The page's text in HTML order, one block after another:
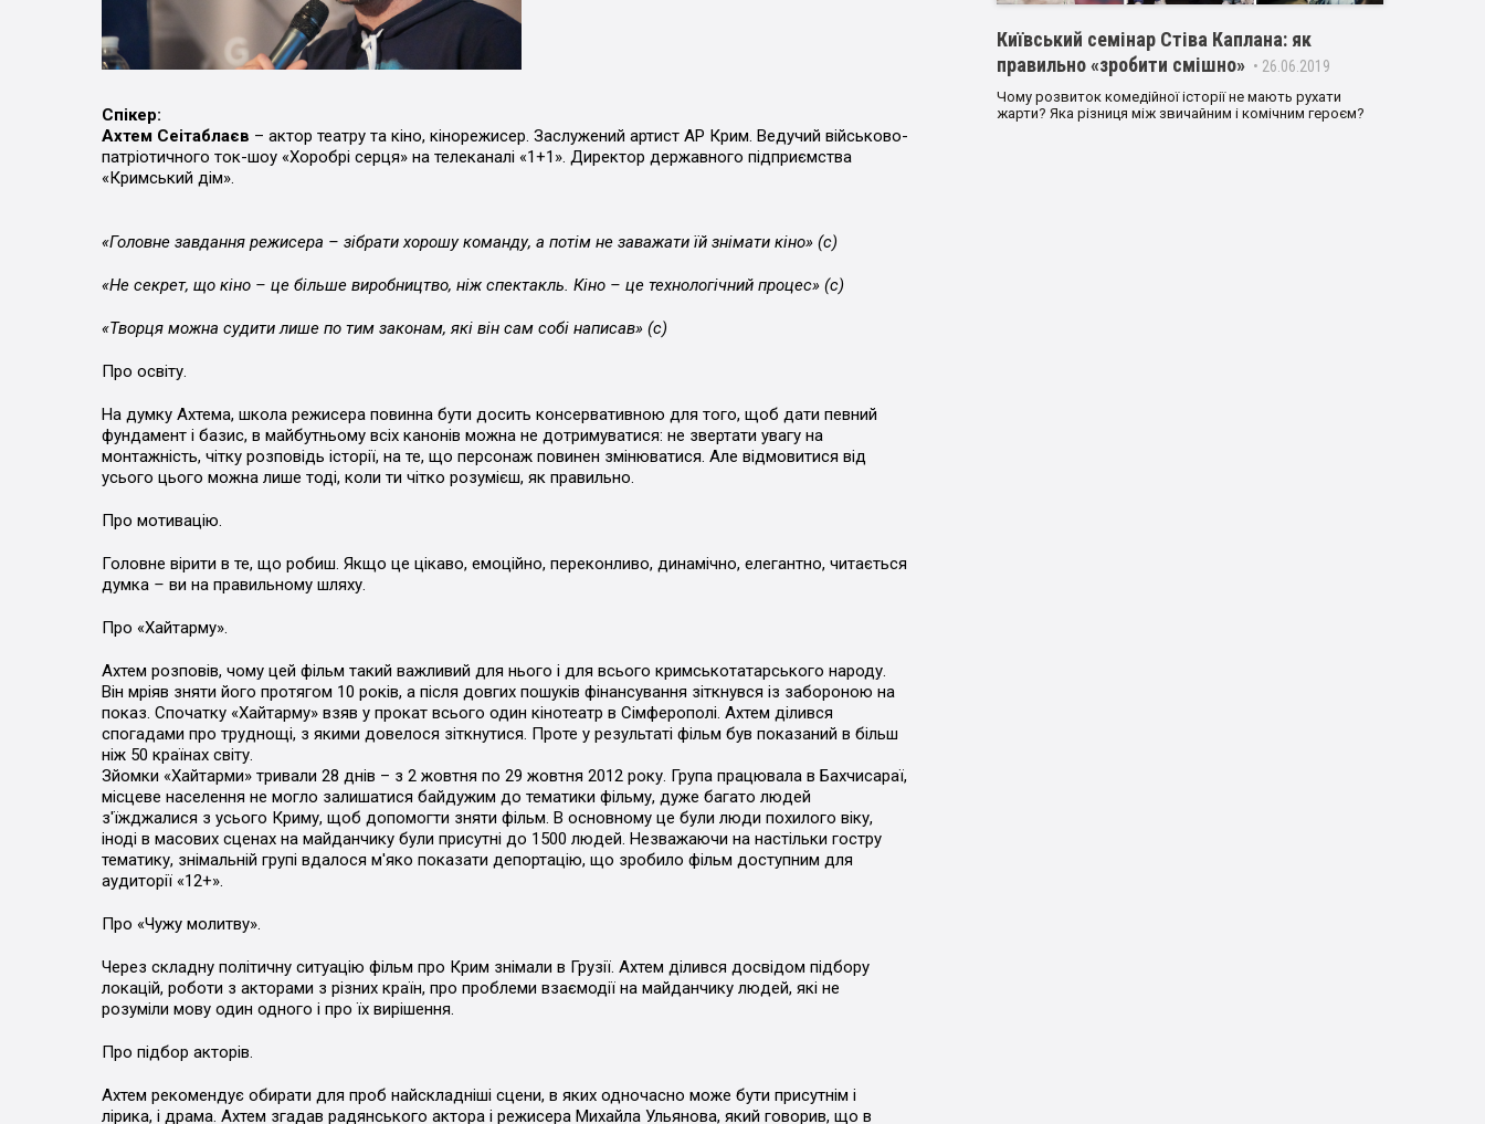
Спікер:
Ахтем Сеітаблаєв – актор театру та кіно, кінорежисер. Заслужений артист АР Крим. Ведучий військово-
патріотичного ток-шоу «Хоробрі серця» на телеканалі «1+1». Директор державного підприємства
«Кримський дім».
«Головне завдання режисера – зібрати хорошу команду, а потім не заважати їй знімати кіно» (с)
«Не секрет, що кіно – це більше виробництво, ніж спектакль. Кіно – це технологічний процес» (с)
«Творця можна судити лише по тим законам, які він сам собі написав» (с)
Про освіту.
На думку Ахтема, школа режисера повинна бути досить консервативною для того, щоб дати певний
фундамент і базис, в майбутньому всіх канонів можна не дотримуватися: не звертати увагу на
монтажність, чітку розповідь історії, на те, що персонаж повинен змінюватися. Але відмовитися від
усього цього можна лише тоді, коли ти чітко розумієш, як правильно.
Про мотивацію.
Головне вірити в те, що робиш. Якщо це цікаво, емоційно, переконливо, динамічно, елегантно, читається
думка – ви на правильному шляху.
Про «Хайтарму».
Ахтем розповів, чому цей фільм такий важливий для нього і для всього кримськотатарського народу.
Він мріяв зняти його протягом 10 років, а після довгих пошуків фінансування зіткнувся із забороною на
показ. Спочатку «Хайтарму» взяв у прокат всього один кінотеатр в Сімферополі. Ахтем ділився
спогадами про труднощі, з якими довелося зіткнутися. Проте у результаті фільм був показаний в більш
ніж 50 країнах світу.
Зйомки «Хайтарми» тривали 28 днів – з 2 жовтня по 29 жовтня 2012 року. Група працювала в Бахчисараї,
місцеве населення не могло залишатися байдужим до тематики фільму, дуже багато людей
з'їжджалися з усього Криму, щоб допомогти зняти фільм. В основному це були люди похилого віку,
іноді в масових сценах на майданчику були присутні до 1500 людей. Незважаючи на настільки гостру
тематику, знімальній групі вдалося м'яко показати депортацію, що зробило фільм доступним для
аудиторії «12+».
Про «Чужу молитву».
Через складну політичну ситуацію фільм про Крим знімали в Грузії. Ахтем ділився досвідом підбору
локацій, роботи з акторами з різних країн, про проблеми взаємодії на майданчику людей, які не
розуміли мову один одного і про їх вирішення.
Про підбор акторів.
Ахтем рекомендує обирати для проб найскладніші сцени, в яких одночасно може бути присутнім і
лірика, і драма. Ахтем згадав радянського актора і режисера Михайла Ульянова, який говорив, що в
Київський семінар Стіва Каплана: як
правильно «зробити смішно» • 26.06.2019
Чому розвиток комедійної історії не мають рухати
жарти? Яка різниця між звичайним і комічним героєм?